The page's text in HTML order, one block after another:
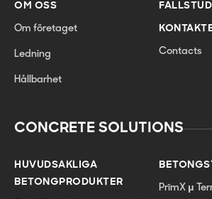
OM OSS
Om företaget
Ledning
Hållbarhet
Contacts
CONCRETE SOLUTIONS
HUVUDSAKLIGA
BETONGPRODUKTER
PrīmX μ